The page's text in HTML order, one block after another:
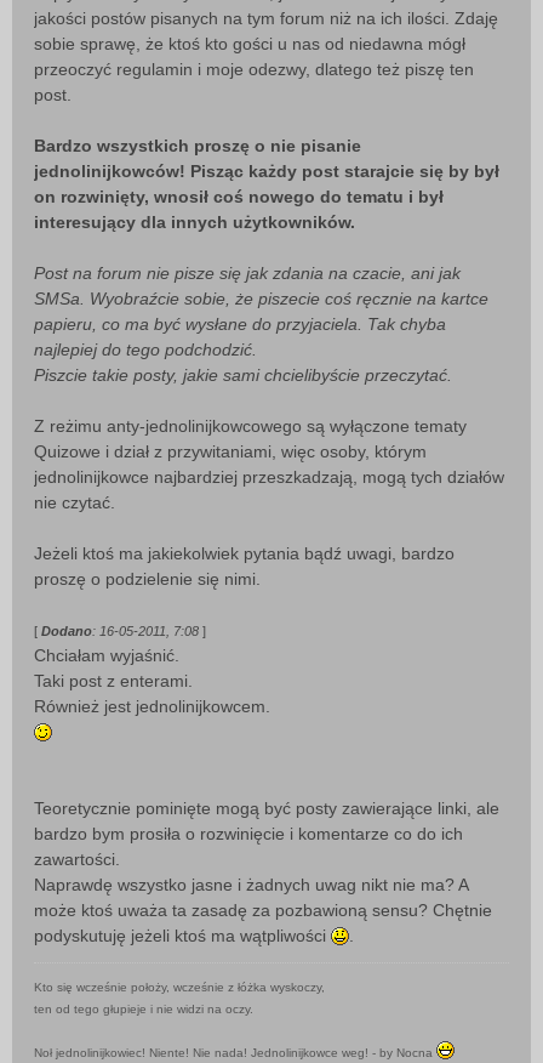
jakości postów pisanych na tym forum niż na ich ilości. Zdaję
sobie sprawę, że ktoś kto gości u nas od niedawna mógł
przeoczyć regulamin i moje odezwy, dlatego też piszę ten
post.
Bardzo wszystkich proszę o nie pisanie
jednolinijkowców! Pisząc każdy post starajcie się by był
on rozwinięty, wnosił coś nowego do tematu i był
interesujący dla innych użytkowników.
Post na forum nie pisze się jak zdania na czacie, ani jak
SMSa. Wyobraźcie sobie, że piszecie coś ręcznie na kartce
papieru, co ma być wysłane do przyjaciela. Tak chyba
najlepiej do tego podchodzić.
Piszcie takie posty, jakie sami chcielibyście przeczytać.
Z reżimu anty-jednolinijkowcowego są wyłączone tematy
Quizowe i dział z przywitaniami, więc osoby, którym
jednolinijkowce najbardziej przeszkadzają, mogą tych działów
nie czytać.
Jeżeli ktoś ma jakiekolwiek pytania bądź uwagi, bardzo
proszę o podzielenie się nimi.
[ Dodano: 16-05-2011, 7:08 ]
Chciałam wyjaśnić.
Taki post z enterami.
Również jest jednolinijkowcem.
Teoretycznie pominięte mogą być posty zawierające linki, ale
bardzo bym prosiła o rozwinięcie i komentarze co do ich
zawartości.
Naprawdę wszystko jasne i żadnych uwag nikt nie ma? A
może ktoś uważa ta zasadę za pozbawioną sensu? Chętnie
podyskutuję jeżeli ktoś ma wątpliwości
Kto się wcześnie położy, wcześnie z łóżka wyskoczy,
ten od tego głupieje i nie widzi na oczy.
Noł jednolinijkowiec! Niente! Nie nada! Jednolinijkowce weg! - by Nocna